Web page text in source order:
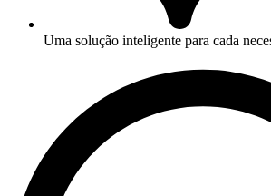
Uma solução inteligente para cada